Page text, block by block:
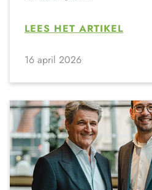
LEES HET ARTIKEL
16 april 2026